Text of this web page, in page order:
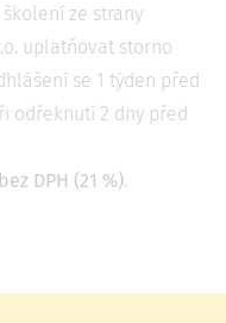
ze strany
uplatňovat storno
se 1 týden před
odřeknutí 2 dny před
bez DPH (21 %).